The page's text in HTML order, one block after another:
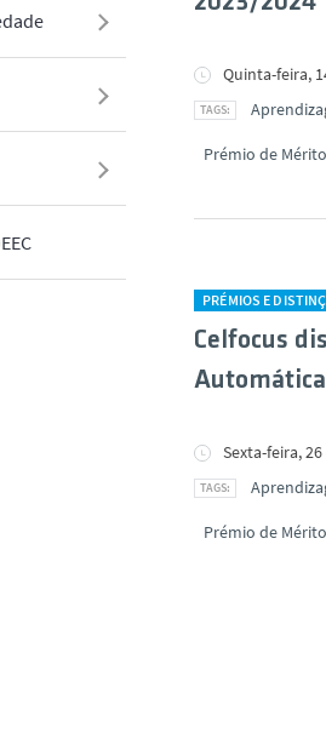
Quinta-feira,
Prémio de
PRÉMIOS E
Celfocus
Automática
Sexta-feira,
Prémio de